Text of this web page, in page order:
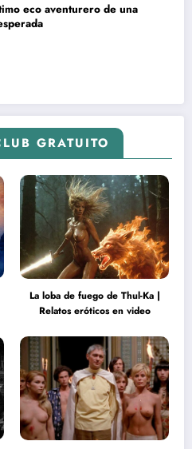
eco aventurero de una
GRATUITO
La loba de fuego de Thul-Ka |
Relatos eróticos en video